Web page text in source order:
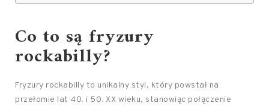
Co to są fryzury
rockabilly?
Fryzury rockabilly to unikalny styl, który powstał na
przełomie lat 40. i 50. XX wieku, stanowiąc połączenie